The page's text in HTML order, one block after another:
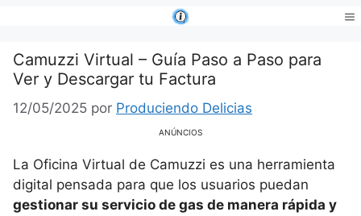
contenido
Camuzzi Virtual – Guía Paso a Paso para
Ver y Descargar tu Factura
12/05/2025 por Produciendo Delicias
ANÚNCIOS
La Oficina Virtual de Camuzzi es una herramienta
digital pensada para que los usuarios puedan
gestionar su servicio de gas de manera rápida y